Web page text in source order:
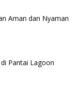
Aman dan Nyaman
Pantai Lagoon